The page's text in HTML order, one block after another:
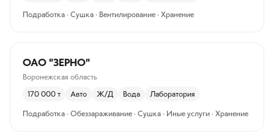
Подработка · Сушка · Вентилирование · Хранение
ОАО "ЗЕРНО"
Воронежская область
170 000 т Авто Ж/Д Вода Лаборатория
Подработка · Обеззараживание · Сушка · Иные услуги · Хранение